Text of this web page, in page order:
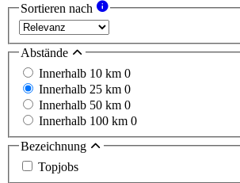
Sortieren nach
Abstände
Innerhalb 10 km 0
Innerhalb 25 km 0
Innerhalb 50 km 0
Innerhalb 100 km 0
Bezeichnung
Topjobs